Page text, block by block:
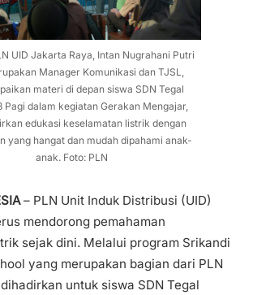
UID Jakarta Raya, Intan Nugrahani Putri
Manager Komunikasi dan TJSL,
materi di depan siswa SDN Tegal
Pagi dalam kegiatan Gerakan Mengajar,
edukasi keselamatan listrik dengan
yang hangat dan mudah dipahami anak-
anak. Foto: PLN
– PLN Unit Induk Distribusi (UID)
mendorong pemahaman
sejak dini. Melalui program Srikandi
yang merupakan bagian dari PLN
untuk siswa SDN Tegal